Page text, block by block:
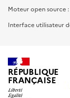
Moteur open source :
Interface utilisateur
RÉPUBLIQUE
FRANÇAISE